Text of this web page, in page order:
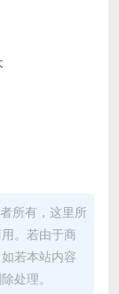
所有，这里所
。若由于商
若本站内容
处理。